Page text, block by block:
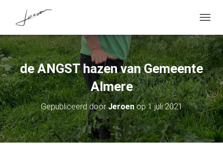
O
G
G
L
E
N
A
V
I
G
A
T
I
de ANGST hazen van Gemeente
Almere
Gepubliceerd doorJeroenop1 juli 2021